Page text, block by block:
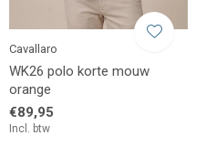
Cavallaro
WK26 polo korte mouw
orange
€89,95
Incl. btw